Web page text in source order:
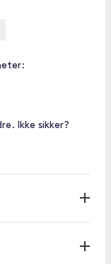
Ikke sikker?